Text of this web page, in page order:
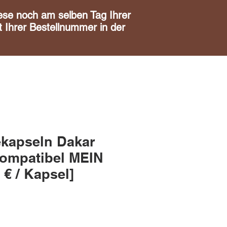
noch am selben Tag Ihrer
Bestellnummer in der
Dakar
MEIN
€ / Kapsel]